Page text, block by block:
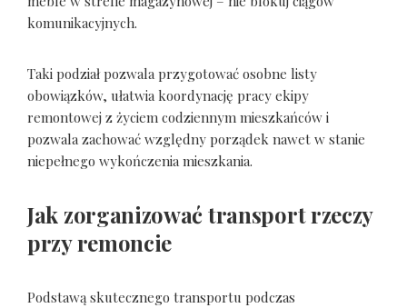
komunikacyjnych.
Taki podział pozwala przygotować osobne listy
obowiązków, ułatwia koordynację pracy ekipy
remontowej z życiem codziennym mieszkańców i
pozwala zachować względny porządek nawet w stanie
niepełnego wykończenia mieszkania.
Jak zorganizować transport rzeczy
przy remoncie
Podstawą skutecznego transportu podczas